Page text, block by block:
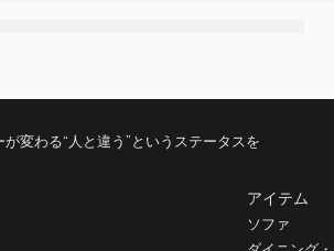
変わる“人と違う”というステータスを
アイテム
ソファ